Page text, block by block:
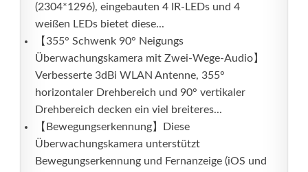
(2304*1296), eingebauten 4 IR-LEDs und 4
weißen LEDs bietet diese...
【355° Schwenk 90° Neigungs
Überwachungskamera mit Zwei-Wege-Audio】
Verbesserte 3dBi WLAN Antenne, 355°
horizontaler Drehbereich und 90° vertikaler
Drehbereich decken ein viel breiteres...
【Bewegungserkennung】Diese
Überwachungskamera unterstützt
Bewegungserkennung und Fernanzeige (iOS und